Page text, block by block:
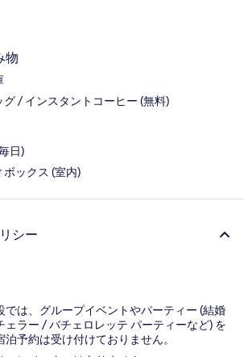
物
グ / インスタントコーヒー (無料)
日)
ボックス (室内)
シー
では、グループイベントやパーティー (結婚
ェラー / バチェロレッテ パーティーなど) を
泊予約は受け付けておりません。